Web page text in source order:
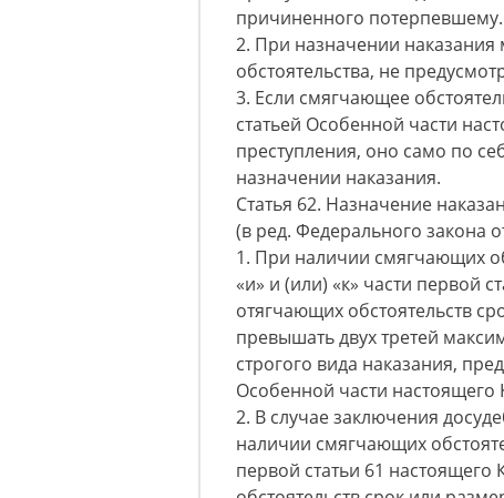
причиненного потерпевшему.
2. При назначении наказания
обстоятельства, не
3. Если смягчающее
статьей Особенной части
преступления, оно само по
назначении наказания.
Статья 62. Назначение
(в ред. Федерального закона
1. При наличии смягчающих
«и» и (или) «к» части первой
отягчающих обстоятельств
превышать двух третей
строгого вида наказания,
Особенной части настоящего
2. В случае заключения
наличии смягчающих
первой статьи 61 настоящего